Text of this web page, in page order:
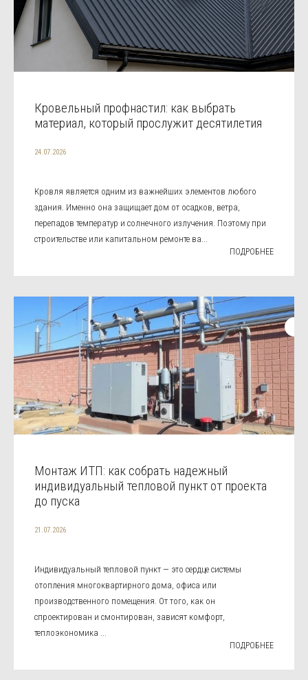
Кровельный профнастил: как выбрать
материал, который прослужит десятилетия
24.07.2026
Кровля является одним из важнейших элементов любого
здания. Именно она защищает дом от осадков, ветра,
перепадов температур и солнечного излучения. Поэтому при
строительстве или капитальном ремонте ва...
ПОДРОБНЕЕ
Монтаж ИТП: как собрать надежный
индивидуальный тепловой пункт от проекта
до пуска
21.07.2026
Индивидуальный тепловой пункт — это сердце системы
отопления многоквартирного дома, офиса или
производственного помещения. От того, как он
спроектирован и смонтирован, зависят комфорт,
теплоэкономика ...
ПОДРОБНЕЕ